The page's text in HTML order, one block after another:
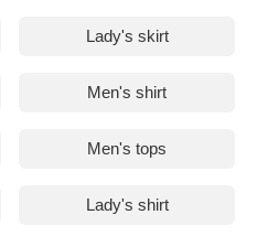
Lady's skirt
Men's shirt
Men's tops
Lady's shirt